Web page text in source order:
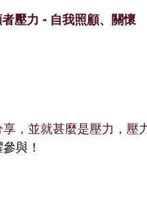
壓力 - 自我照顧、關懷
，並就甚麼是壓力，壓
與！